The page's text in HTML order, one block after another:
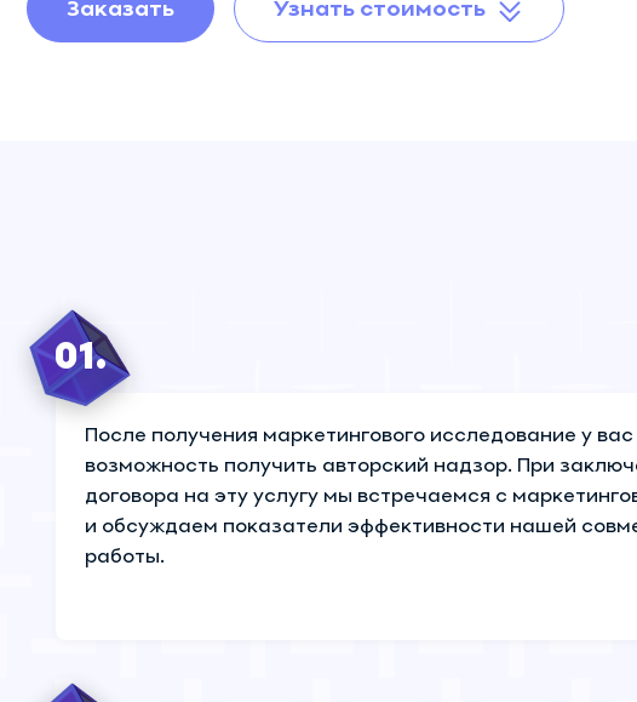
продаж
Заказать Узнать стоимость
01.
После получения маркетингового исследование у вас
возможность получить авторский надзор. При
договора на эту услугу мы встречаемся с
и обсуждаем показатели эффективности нашей
работы.